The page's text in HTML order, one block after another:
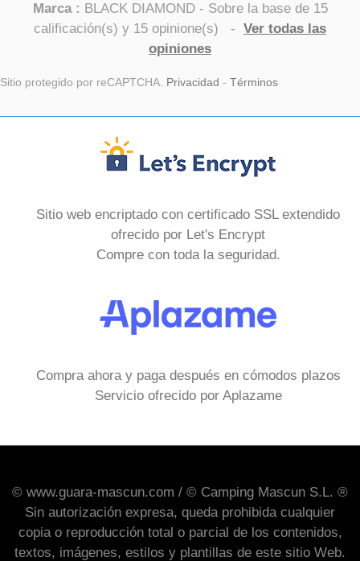
Marca : BLACK DIAMOND- Sobre la base de 15
calificación(s) y 15 opinione(s) - Ver todas las
opiniones
Sitio protegido por reCAPTCHA. Privacidad - Términos
Sitio web encriptado con certificado SSL extendido
ofrecido por Let's Encrypt
Compre con toda la seguridad.
Compra ahora y paga después en cómodos plazos
Servicio ofrecido por Aplazame
© www.guara-mascun.com / © Camping Mascun S.L. ®
Sin autorización expresa, queda prohibida cualquier
copia o reproducción total o parcial de los contenidos,
textos, imágenes, estilos y plantillas de este sitio Web.